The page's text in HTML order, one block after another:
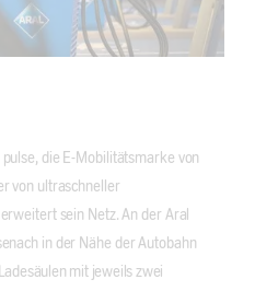
pulse, die E-Mobilitätsmarke von
von ultraschneller
sein Netz. An der Aral
in der Nähe der Autobahn
mit jeweils zwei